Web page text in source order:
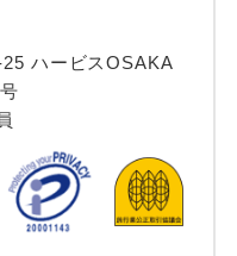
ハービスOSAKA